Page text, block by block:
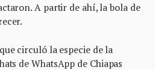
A partir de ahí, la bola de
circuló la especie de la
de WhatsApp de Chiapas